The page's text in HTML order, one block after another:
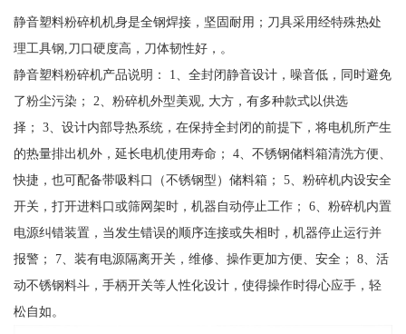
静音塑料粉碎机机身是全钢焊接，坚固耐用；刀具采用经特殊热处
理工具钢,刀口硬度高，刀体韧性好，。
静音塑料粉碎机产品说明： 1、全封闭静音设计，噪音低，同时避免
了粉尘污染； 2、粉碎机外型美观, 大方，有多种款式以供选
择； 3、设计内部导热系统，在保持全封闭的前提下，将电机所产生
的热量排出机外，延长电机使用寿命； 4、不锈钢储料箱清洗方便、
快捷，也可配备带吸料口（不锈钢型）储料箱； 5、粉碎机内设安全
开关，打开进料口或筛网架时，机器自动停止工作； 6、粉碎机内置
电源纠错装置，当发生错误的顺序连接或失相时，机器停止运行并
报警； 7、装有电源隔离开关，维修、操作更加方便、安全； 8、活
动不锈钢料斗，手柄开关等人性化设计，使得操作时得心应手，轻
松自如。